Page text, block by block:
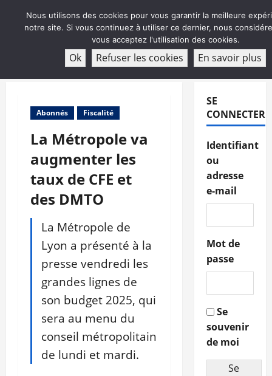
ABONNEMENT
Abonnés Fiscalité
La Métropole va
augmenter les
taux de CFE et
des DMTO
La Métropole de
Lyon a présenté à la
presse vendredi les
grandes lignes de
son budget 2025, qui
sera au menu du
conseil métropolitain
de lundi et mardi.
SE
CONNECTER
Identifiant
ou
adresse
e-mail
Mot de
passe
Se
souvenir
de moi
Se
Nous utilisons des cookies pour vous garantir la meilleure
notre site. Si vous continuez à utiliser ce dernier, nous
vous acceptez l'utilisation des cookies.
Ok Refuser les cookies En savoir plus